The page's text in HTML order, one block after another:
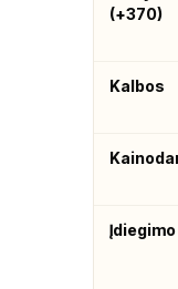
(+370)
Kalbos